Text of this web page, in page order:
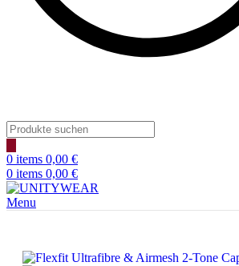
0 items 0,00 €
0 items 0,00 €
Menu